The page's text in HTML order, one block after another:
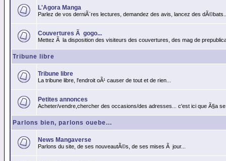
L'Agora Manga
Parlez de vos derniÃ¨res lectures, demandez des avis, lancez des
Couvertures Ã gogo...
Mettez Ã la disposition des visiteurs des couvertures, des mag de
Tribune libre
Tribune libre
La tribune libre, l'endroit oÃ¹ causer de tout et de rien...
Petites annonces
Acheter/vendre,chercher des occasions/des adresses... c'est ici que Ã§a
Parlons bien, parlons ouebe...
News Mangaverse
Parlons du site, de ses nouveautÃ©s, de ses mises Ã jour...